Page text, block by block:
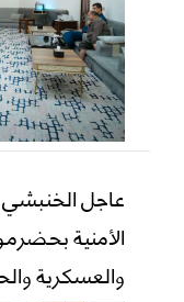
عاجل الخنبشي
الأمنية
والعسكرية